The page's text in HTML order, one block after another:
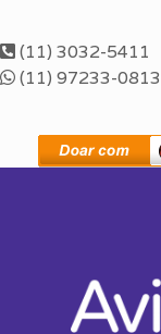
(11) 3032-5411
(11) 97233-0813